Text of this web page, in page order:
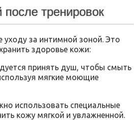
тренировок
уходу за интимной зоной. Это
здоровье кожи:
принять душ, чтобы смыть
мягкие моющие
использовать специальные
кожу мягкой и увлажненной.